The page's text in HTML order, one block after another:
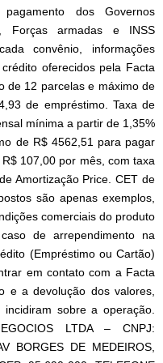
dos Governos
Forças armadas e INSS
convênio, informações
oferecidos pela Facta
de 12 parcelas e máximo de
de empréstimo. Taxa de
mínima a partir de 1,35%
de R$ 4562,51 para pagar
107,00 por mês, com taxa
Amortização Price. CET de
são apenas exemplos,
comerciais do produto
de arrependimento na
(Empréstimo ou Cartão)
em contato com a Facta
e a devolução dos valores,
sobre a operação.
LTDA – CNPJ:
BORGES DE MEDEIROS,